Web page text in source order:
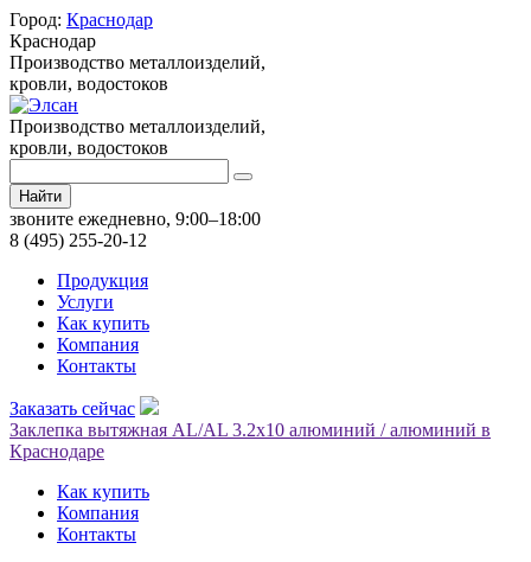
Город: Краснодар
Краснодар
Производство металлоизделий,
кровли, водостоков
Производство металлоизделий,
кровли, водостоков
Найти
звоните ежедневно, 9:00–18:00
8 (495) 255-20-12
Продукция
Услуги
Как купить
Компания
Контакты
Заказать сейчас
Заклепка вытяжная AL/AL 3.2х10 алюминий / алюминий в
Краснодаре
Как купить
Компания
Контакты